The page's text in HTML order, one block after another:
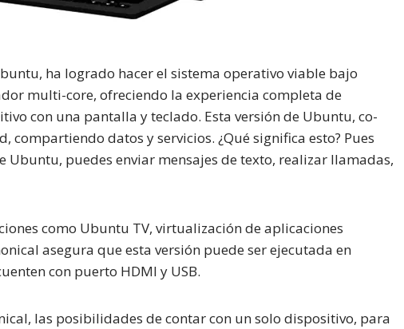
ha logrado hacer el sistema operativo viable bajo
multi-core, ofreciendo la experiencia completa de
con una pantalla y teclado. Esta versión de Ubuntu, co-
compartiendo datos y servicios. ¿Qué significa esto? Pues
Ubuntu, puedes enviar mensajes de texto, realizar llamadas,
como Ubuntu TV, virtualización de aplicaciones
asegura que esta versión puede ser ejecutada en
con puerto HDMI y USB.
las posibilidades de contar con un solo dispositivo, para